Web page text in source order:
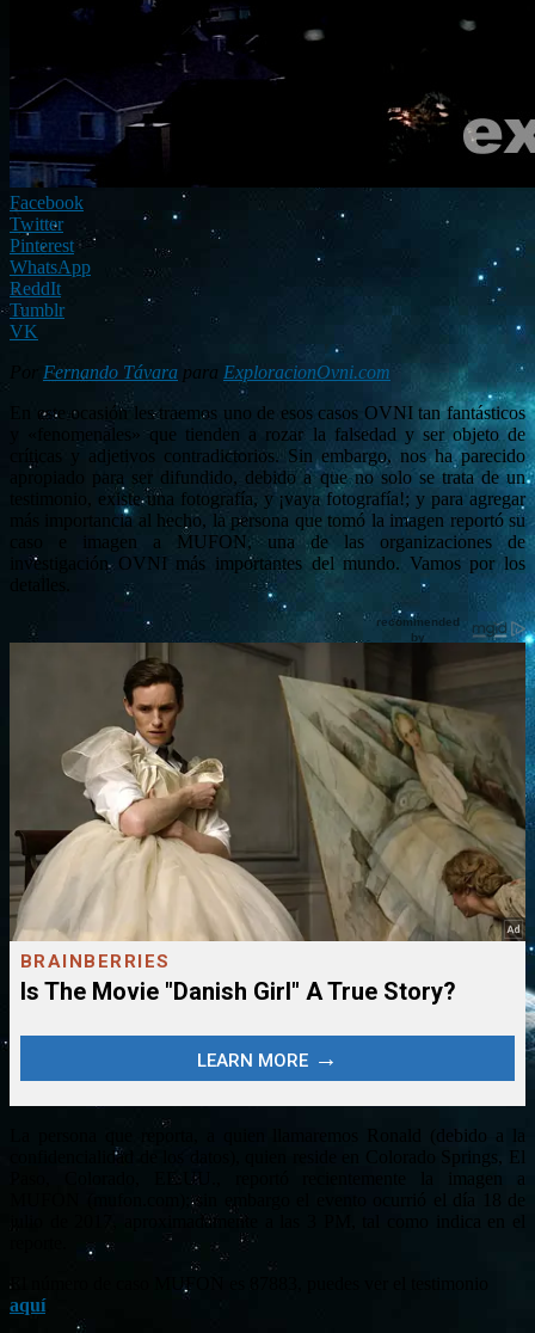
Facebook
Twitter
Pinterest
WhatsApp
ReddIt
Tumblr
VK
Fernando Távara para ExploracionOvni.com
En este ocasión les traemos uno de esos casos OVNI tan fantásticos
y «fenomenales» que tienden a rozar la falsedad y ser objeto de
críticas y adjetivos contradictorios. Sin embargo, nos ha parecido
apropiado para ser difundido, debido a que no solo se trata de un
testimonio, existe una fotografía, y ¡vaya fotografía!; y para agregar
más importancia al hecho, la persona que tomó la imagen reportó su
caso e imagen a MUFON, una de las organizaciones de
investigación OVNI más importantes del mundo. Vamos por los
La persona que reporta, a quien llamaremos Ronald (debido a la
confidencialidad de los datos), quien reside en Colorado Springs, El
Paso, Colorado, EE.UU., reportó recientemente la imagen a
MUFON (mufon.com); sin embargo el evento ocurrió el día 18 de
julio de 2017, aproximadamente a las 3 PM, tal como indica en el
El número de caso MUFON es 87883, puedes ver el testimonio
aquí.